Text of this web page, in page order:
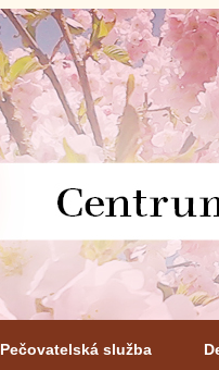
Pečovatelská služba